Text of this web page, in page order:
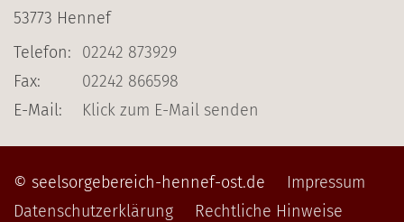
53773 Hennef
Telefon:
02242 873929
Fax:
02242 866598
E-Mail:
Klick zum E-Mail senden
© seelsorgebereich-hennef-ost.de
Impressum
Datenschutzerklärung
Rechtliche Hinweise